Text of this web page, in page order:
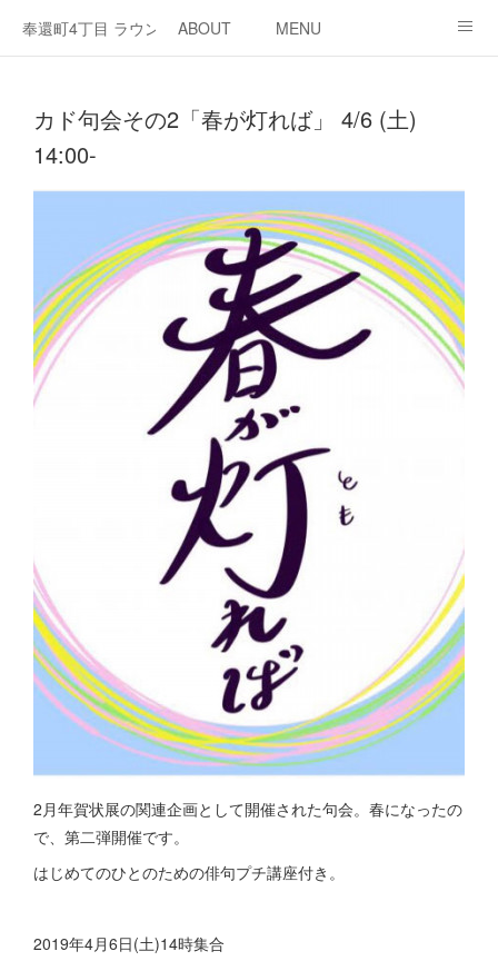
奉還町4丁目 ラウンジ・カド
ABOUT MENU
カド句会その2「春が灯れば」 4/6 (土)
14:00-
2月年賀状展の関連企画として開催された句会。春になったの
で、第二弾開催です。
はじめてのひとのための俳句プチ講座付き。
2019年4月6日(土)14時集合